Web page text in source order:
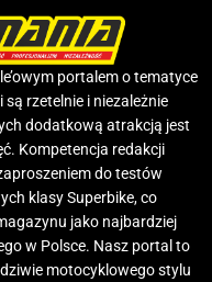
portalem o tematyce
rzetelnie i niezależnie
dodatkową atrakcją jest
Kompetencja redakcji
do testów
klasy Superbike, co
jako najbardziej
w Polsce. Nasz portal to
motocyklowego stylu